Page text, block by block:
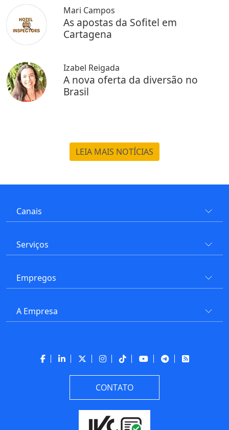
Mari Campos
As apostas da Sofitel em
Cartagena
Izabel Reigada
A nova oferta da diversão no
Brasil
LEIA MAIS NOTÍCIAS
Canais
Serviços
Empregos
A Empresa
CONTATO